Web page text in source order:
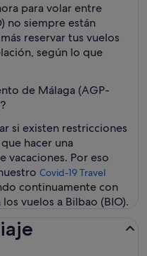
para volar entre
no siempre están
reservar tus vuelos
según lo que
de Málaga (AGP-
si existen restricciones
hacer una
vacaciones. Por eso
Covid-19 Travel
continuamente con
vuelos a Bilbao (BIO).